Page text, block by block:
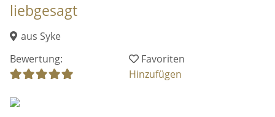
liebgesagt
aus Syke
Bewertung:
Favoriten
Hinzufügen